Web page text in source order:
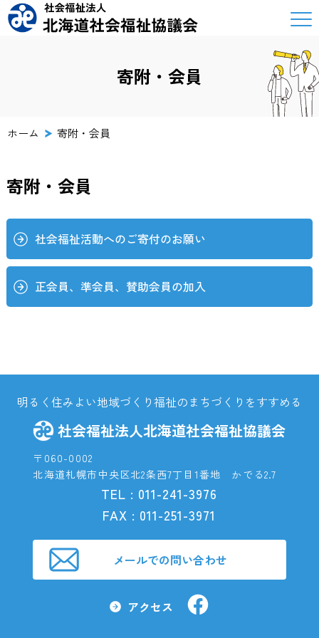
寄附・会員
ホーム 寄附・会員
寄附・会員
社会福祉活動へのご寄付のお願い
正会員、準会員、賛助会員の加入
明るく住みよい地域づくり福祉のまちづくりをすすめる
社会福祉法人北海道社会福祉協議会
〒060-0002
北海道札幌市中央区北2条西7丁目1番地 かでる2.7
TEL : 011-241-3976
FAX : 011-251-3971
メールでの問い合わせ
アクセス